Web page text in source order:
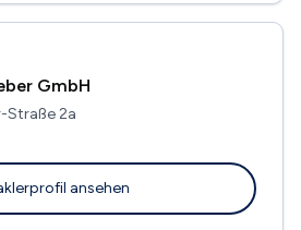
GmbH
Straße 2a
ansehen